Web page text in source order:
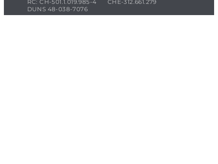
RC: CH-501.1.019.985-4
CHE-312.661.279
DUNS 48-038-7076